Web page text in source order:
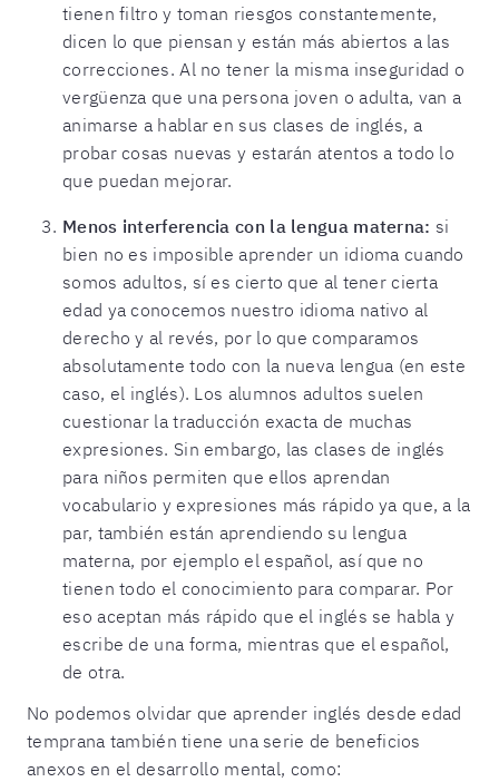
tienen filtro y toman riesgos constantemente,
dicen lo que piensan y están más abiertos a las
correcciones. Al no tener la misma inseguridad o
vergüenza que una persona joven o adulta, van a
animarse a hablar en sus clases de inglés, a
probar cosas nuevas y estarán atentos a todo lo
que puedan mejorar.
Menos interferencia con la lengua materna: si
bien no es imposible aprender un idioma cuando
somos adultos, sí es cierto que al tener cierta
edad ya conocemos nuestro idioma nativo al
derecho y al revés, por lo que comparamos
absolutamente todo con la nueva lengua (en este
caso, el inglés). Los alumnos adultos suelen
cuestionar la traducción exacta de muchas
expresiones. Sin embargo, las clases de inglés
para niños permiten que ellos aprendan
vocabulario y expresiones más rápido ya que, a la
par, también están aprendiendo su lengua
materna, por ejemplo el español, así que no
tienen todo el conocimiento para comparar. Por
eso aceptan más rápido que el inglés se habla y
escribe de una forma, mientras que el español,
de otra.
No podemos olvidar que aprender inglés desde edad
temprana también tiene una serie de beneficios
anexos en el desarrollo mental, como: